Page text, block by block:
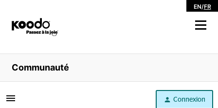
EN/FR
Magasiner
Libre service
Aide
Communauté
Connexion